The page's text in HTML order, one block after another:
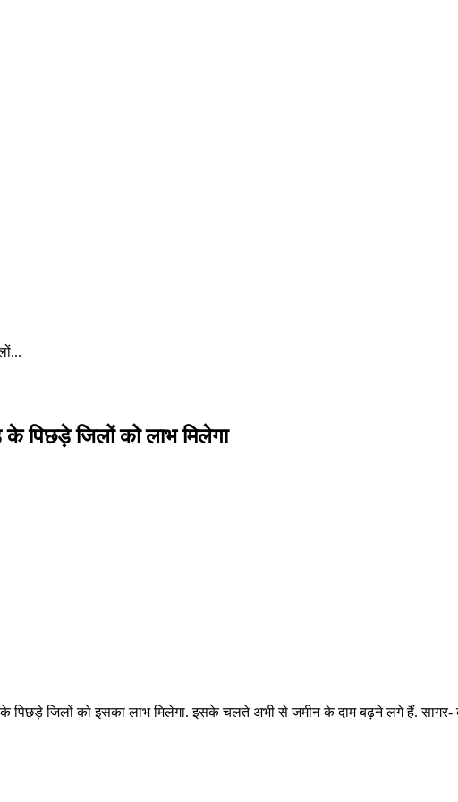
के पिछड़े जिलों को लाभ मिलेगा
पिछड़े जिलों को इसका लाभ मिलेगा. इसके चलते अभी से जमीन के दाम बढ़ने लगे हैं. सागर-